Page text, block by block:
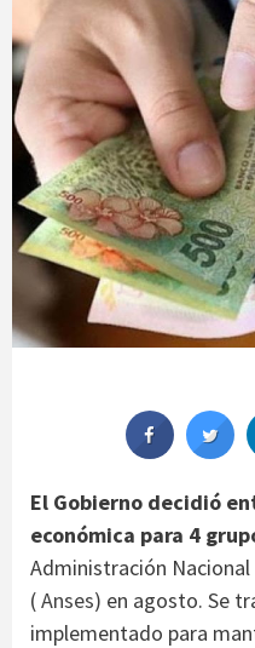
El Gobierno decidió
económica para 4
Administración
(Anses) en agosto. Se
implementado para